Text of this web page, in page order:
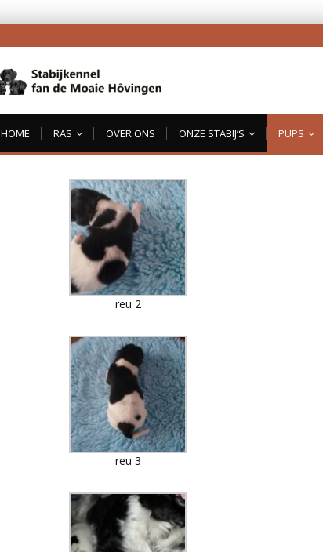
HOME RAS OVER ONS ONZE STABIJ’S PUPS
reu 2
reu 3